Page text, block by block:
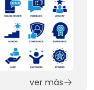
ver más